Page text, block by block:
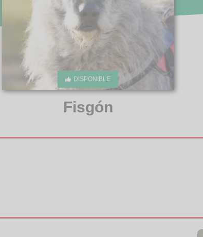
DISPONIBLE
Fisgón